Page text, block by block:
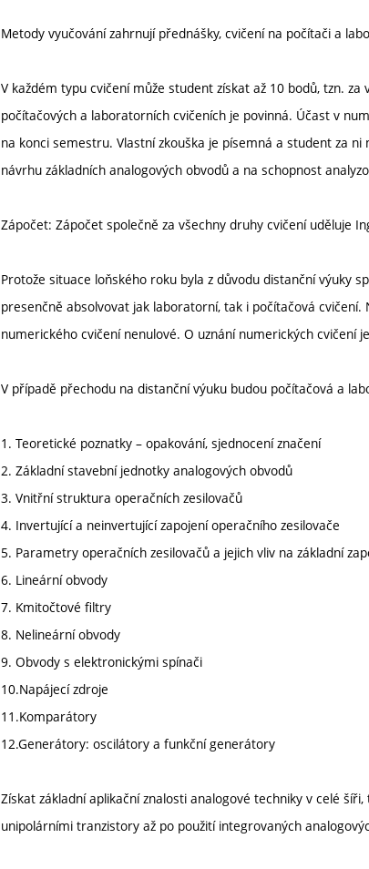
Metody vyučování zahrnují přednášky, cvičení na počítači a
V každém typu cvičení může student získat až 10 bodů, tzn.
počítačových a laboratorních cvičeních je povinná. Účast v
na konci semestru. Vlastní zkouška je písemná a student za
návrhu základních analogových obvodů a na schopnost
Zápočet: Zápočet společně za všechny druhy cvičení uděluje
Protože situace loňského roku byla z důvodu distanční výuky
presenčně absolvovat jak laboratorní, tak i počítačová
numerického cvičení nenulové. O uznání numerických cvičení
V případě přechodu na distanční výuku budou počítačová a
1. Teoretické poznatky – opakování, sjednocení značení
2. Základní stavební jednotky analogových obvodů
3. Vnitřní struktura operačních zesilovačů
4. Invertující a neinvertující zapojení operačního zesilovače
5. Parametry operačních zesilovačů a jejich vliv na základní
6. Lineární obvody
7. Kmitočtové filtry
8. Nelineární obvody
9. Obvody s elektronickými spínači
10.Napájecí zdroje
11.Komparátory
12.Generátory: oscilátory a funkční generátory
Získat základní aplikační znalosti analogové techniky v celé
unipolárními tranzistory až po použití integrovaných